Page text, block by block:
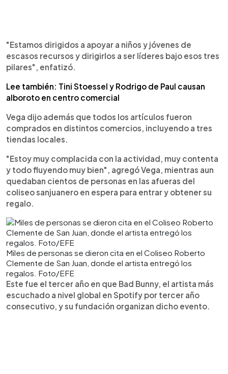
"Estamos dirigidos a apoyar a niños y jóvenes de
escasos recursos y dirigirlos a ser líderes bajo esos tres
pilares", enfatizó.
Lee también: Tini Stoessel y Rodrigo de Paul causan
alboroto en centro comercial
Vega dijo además que todos los artículos fueron
comprados en distintos comercios, incluyendo a tres
tiendas locales.
"Estoy muy complacida con la actividad, muy contenta
y todo fluyendo muy bien", agregó Vega, mientras aun
quedaban cientos de personas en las afueras del
coliseo sanjuanero en espera para entrar y obtener su
regalo.
Miles de personas se dieron cita en el Coliseo Roberto
Clemente de San Juan, donde el artista entregó los
regalos. Foto/EFE
Este fue el tercer año en que Bad Bunny, el artista más
escuchado a nivel global en Spotify por tercer año
consecutivo, y su fundación organizan dicho evento.